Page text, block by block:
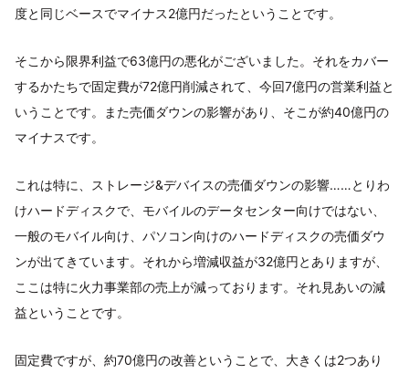
度と同じベースでマイナス2億円だったということです。
そこから限界利益で63億円の悪化がございました。それをカバー
するかたちで固定費が72億円削減されて、今回7億円の営業利益と
いうことです。また売価ダウンの影響があり、そこが約40億円の
マイナスです。
これは特に、ストレージ&デバイスの売価ダウンの影響……とりわ
けハードディスクで、モバイルのデータセンター向けではない、
一般のモバイル向け、パソコン向けのハードディスクの売価ダウ
ンが出てきています。それから増減収益が32億円とありますが、
ここは特に火力事業部の売上が減っております。それ見あいの減
益ということです。
固定費ですが、約70億円の改善ということで、大きくは2つあり